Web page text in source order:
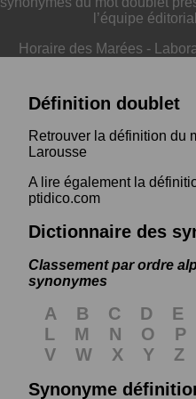
l’équipe
Horaire des Marées -
Définition doublet
Retrouver la définition du
Larousse
A lire également la
ptidico.com
Dictionnaire des
Classement par ordre
synonymes
A B C D E
L
M N O P
V
W X Y
Z
Synonyme